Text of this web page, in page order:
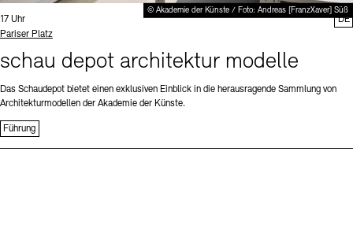
© Akademie der Künste / Foto: Andreas [FranzXaver] Süß
Uhrzeit:
17 Uhr
Standort
Pariser Platz
schau depot architektur modelle
Das Schaudepot bietet einen exklusiven Einblick in die herausragende Sammlung von
Architekturmodellen der Akademie der Künste.
Führung
DE